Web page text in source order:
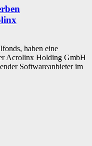
haben eine
Acrolinx Holding GmbH
Softwareanbieter im